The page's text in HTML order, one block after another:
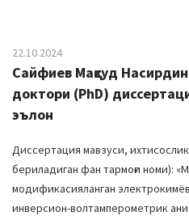
a
v
t
i
o
n
22.10.2024
Сайфиев Мақсуд
доктори (PhD)
эълон
Диссертация мавзуси,
бериладиган фан тармоғи номи):
модификасияланган
инверсион-волтамперометрик